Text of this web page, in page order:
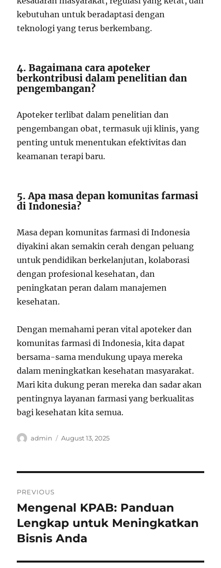
kebutuhan untuk beradaptasi dengan
teknologi yang terus berkembang.
4. Bagaimana cara apoteker
berkontribusi dalam penelitian dan
pengembangan?
Apoteker terlibat dalam penelitian dan
pengembangan obat, termasuk uji klinis, yang
penting untuk menentukan efektivitas dan
keamanan terapi baru.
5. Apa masa depan komunitas farmasi
di Indonesia?
Masa depan komunitas farmasi di Indonesia
diyakini akan semakin cerah dengan peluang
untuk pendidikan berkelanjutan, kolaborasi
dengan profesional kesehatan, dan
peningkatan peran dalam manajemen
kesehatan.
Dengan memahami peran vital apoteker dan
komunitas farmasi di Indonesia, kita dapat
bersama-sama mendukung upaya mereka
dalam meningkatkan kesehatan masyarakat.
Mari kita dukung peran mereka dan sadar akan
pentingnya layanan farmasi yang berkualitas
bagi kesehatan kita semua.
Author
admin
Posted
August 13, 2025
navigation
PREVIOUS
Previous
post:
Mengenal KPAB: Panduan
Lengkap untuk Meningkatkan
Bisnis Anda